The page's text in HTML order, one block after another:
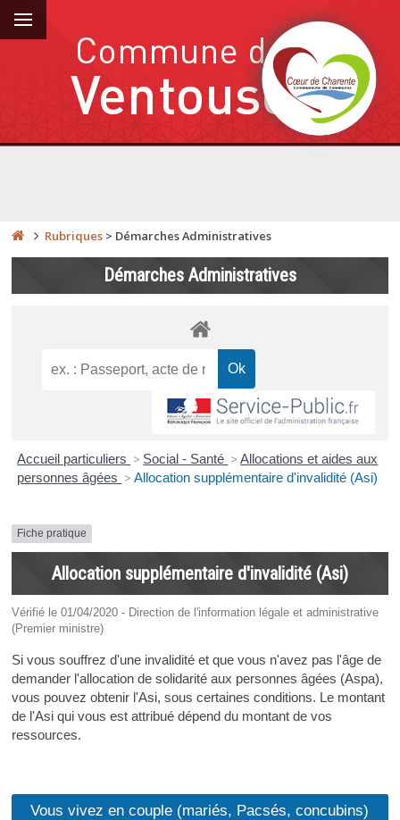
Rubriques > Démarches Administratives
Démarches Administratives
Accueil particuliers > Social - Santé > Allocations et aides aux
personnes âgées > Allocation supplémentaire d'invalidité (Asi)
Fiche pratique
Allocation supplémentaire d'invalidité (Asi)
Vérifié le 01/04/2020 - Direction de l'information légale et administrative
(Premier ministre)
Si vous souffrez d'une invalidité et que vous n'avez pas l'âge de
demander l'allocation de solidarité aux personnes âgées (Aspa),
vous pouvez obtenir l'Asi, sous certaines conditions. Le montant
de l'Asi qui vous est attribué dépend du montant de vos
ressources.
Vous vivez en couple (mariés, Pacsés, concubins)